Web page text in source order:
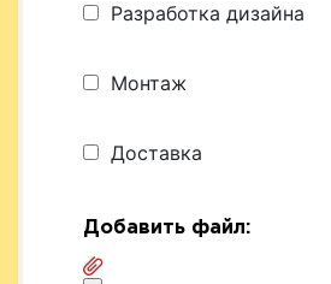
Разработка дизайна
Монтаж
Доставка
Добавить файл: